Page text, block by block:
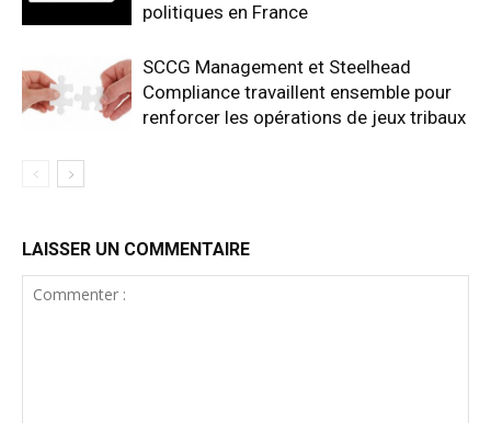
politiques en France
SCCG Management et Steelhead
Compliance travaillent ensemble pour
renforcer les opérations de jeux tribaux
LAISSER UN COMMENTAIRE